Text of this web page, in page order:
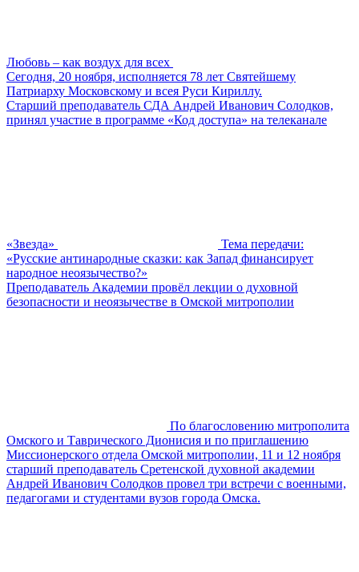
Любовь – как воздух для всех
Сегодня, 20 ноября, исполняется 78 лет Святейшему
Патриарху Московскому и всея Руси Кириллу.
Старший преподаватель СДА Андрей Иванович Солодков,
принял участие в программе «Код доступа» на телеканале
«Звезда»
Тема передачи:
«Русские антинародные сказки: как Запад финансирует
народное неоязычество?»
Преподаватель Академии провёл лекции о духовной
безопасности и неоязычестве в Омской митрополии
По благословению митрополита
Омского и Таврического Дионисия и по приглашению
Миссионерского отдела Омской митрополии, 11 и 12 ноября
старший преподаватель Сретенской духовной академии
Андрей Иванович Солодков провел три встречи с военными,
педагогами и студентами вузов города Омска.